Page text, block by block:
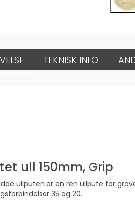
TEKNISK INFO
ull 150mm, Grip
ullputen er en ren ullpute for
35 og 20.